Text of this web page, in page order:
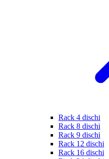
Rack 4 dischi
Rack 8 dischi
Rack 9 dischi
Rack 12 dischi
Rack 16 dischi